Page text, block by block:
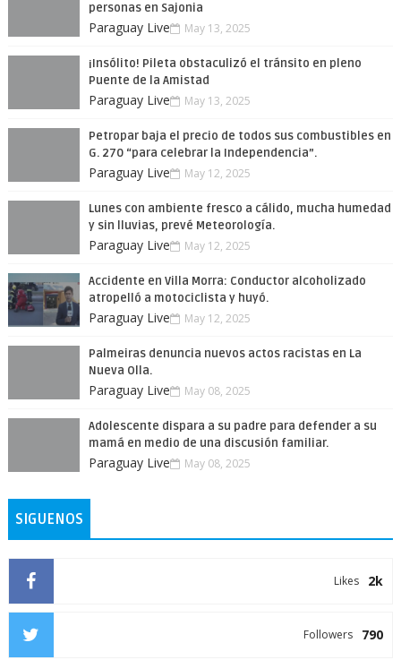
personas en Sajonia
Paraguay Live May 13, 2025
¡Insólito! Pileta obstaculizó el tránsito en pleno
Puente de la Amistad
Paraguay Live May 13, 2025
Petropar baja el precio de todos sus combustibles en
G. 270 “para celebrar la Independencia”.
Paraguay Live May 12, 2025
Lunes con ambiente fresco a cálido, mucha humedad
y sin lluvias, prevé Meteorología.
Paraguay Live May 12, 2025
Accidente en Villa Morra: Conductor alcoholizado
atropelló a motociclista y huyó.
Paraguay Live May 12, 2025
Palmeiras denuncia nuevos actos racistas en La
Nueva Olla.
Paraguay Live May 08, 2025
Adolescente dispara a su padre para defender a su
mamá en medio de una discusión familiar.
Paraguay Live May 08, 2025
SIGUENOS
2k
Likes
790
Followers